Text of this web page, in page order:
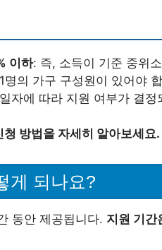
이하: 즉, 소득이 기준 중위
명의 가구 구성원이 있어야
자에 따라 지원 여부가 결
방법을 자세히 알아보세요.
게 되나요?
동안 제공됩니다. 지원 기간